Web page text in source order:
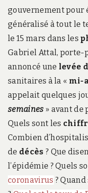
gouvernement pour
généralisé à tout le
le 15 mars dans les
Gabriel Attal, porte-
annoncé une levée
sanitaires à la « mi-
appelait quelques
semaines » avant de
Quels sont les
Combien
de décès ? Que
l’épidémie ? Quels
coronavirus ? Quand